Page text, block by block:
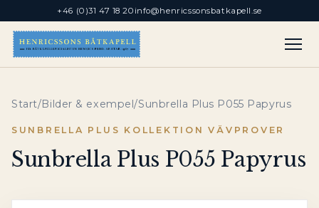
+46 (0)31 47 18 20 info@henricssonsbatkapell.se
Start/Bilder & exempel/Sunbrella Plus P055 Papyrus
SUNBRELLA PLUS KOLLEKTION VÄVPROVER
Sunbrella Plus P055 Papyrus